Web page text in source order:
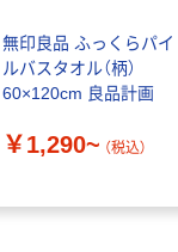
無印良品 ふっくらパイ
ルバスタオル（柄）
60×120cm 良品計画
￥1,290~ （税込）